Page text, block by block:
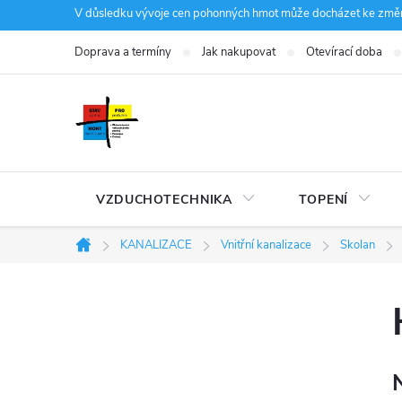
na
V důsledku vývoje cen pohonných hmot může docházet ke
Doprava a termíny Jak nakupovat Otevírací doba
VZDUCHOTECHNIKA TOPENÍ
Domů
KANALIZACE Vnitřní kanalizace Skolan